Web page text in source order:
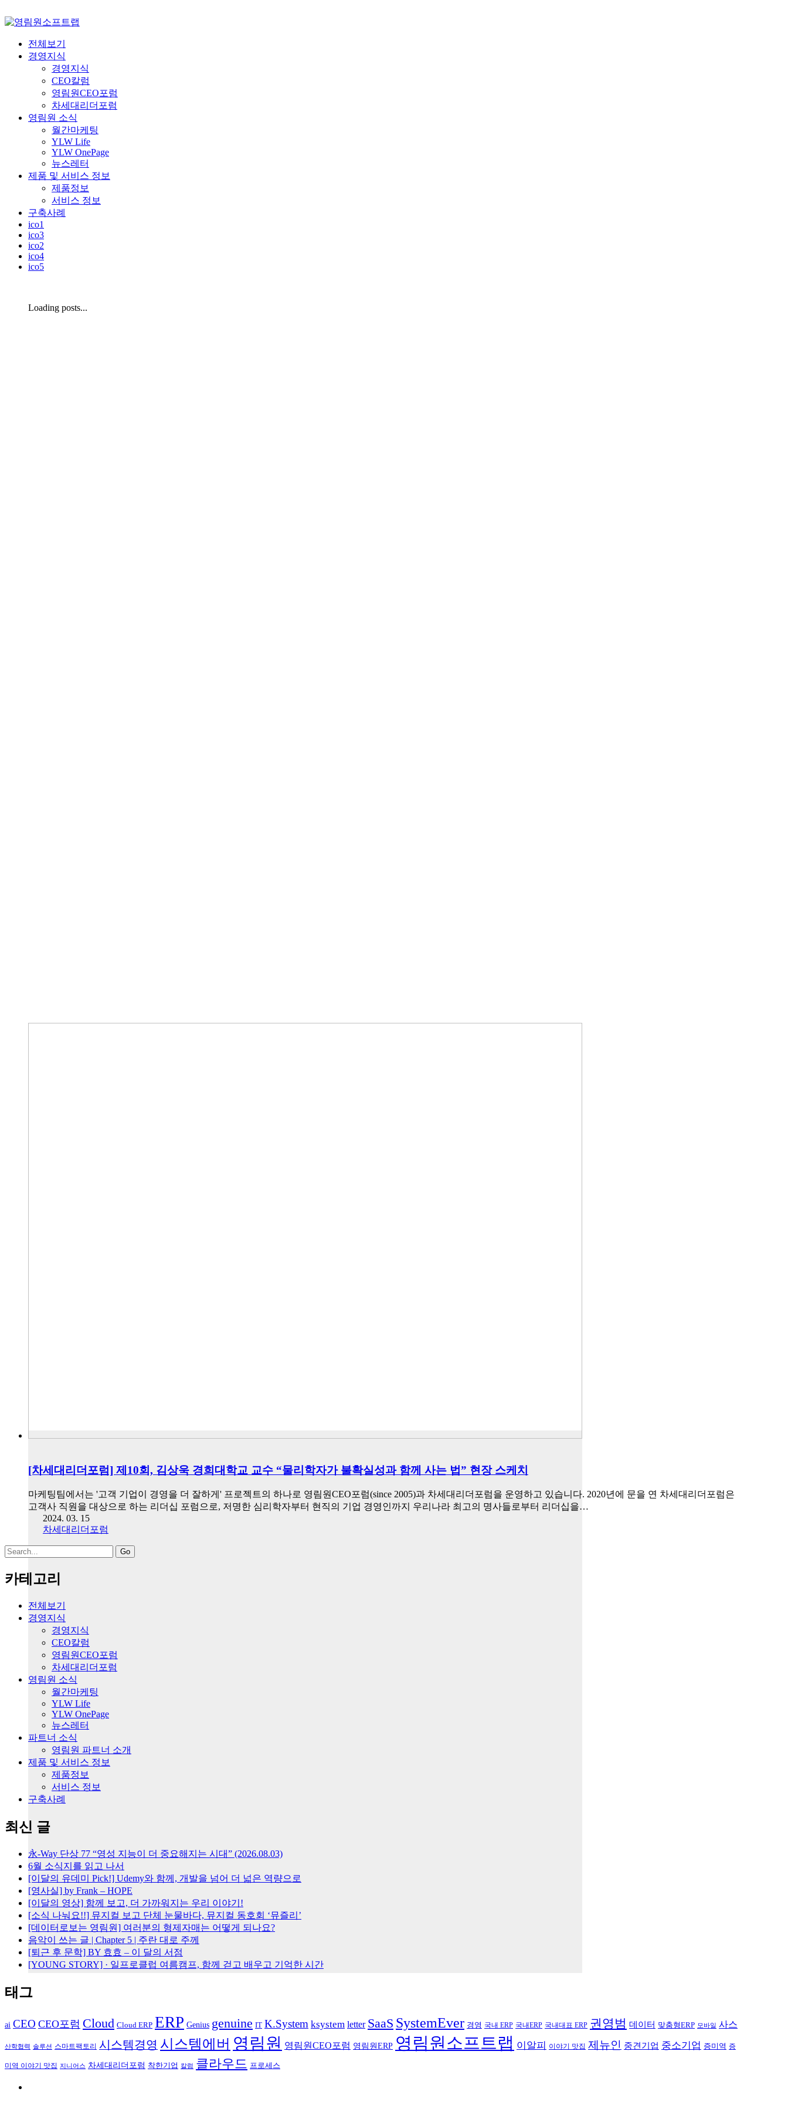
전체보기
경영지식
경영지식
CEO칼럼
영림원CEO포럼
차세대리더포럼
영림원 소식
월간마케팅
YLW Life
YLW OnePage
뉴스레터
제품 및 서비스 정보
제품정보
서비스 정보
구축사례
ico1
ico3
ico2
ico4
ico5
Loading posts...
[차세대리더포럼] 제10회, 김상욱 경희대학교 교수 “물리학자가 불확실성과 함께 사는 법” 현장 스케치
마케팅팀에서는 '고객 기업이 경영을 더 잘하게' 프로젝트의 하나로 영림원CEO포럼(since 2005)과 차세대리더포럼을 운영하고 있습니다. 2020년에 문을 연 차세대리더포럼은
고객사 직원을 대상으로 하는 리더십 포럼으로, 저명한 심리학자부터 현직의 기업 경영인까지 우리나라 최고의 명사들로부터 리더십을…
2024. 03. 15
차세대리더포럼
Search
for:
카테고리
전체보기
경영지식
경영지식
CEO칼럼
영림원CEO포럼
차세대리더포럼
영림원 소식
월간마케팅
YLW Life
YLW OnePage
뉴스레터
파트너 소식
영림원 파트너 소개
제품 및 서비스 정보
제품정보
서비스 정보
구축사례
최신 글
永-Way 단상 77 “영성 지능이 더 중요해지는 시대” (2026.08.03)
6월 소식지를 읽고 나서
[이달의 유데미 Pick!] Udemy와 함께, 개발을 넘어 더 넓은 역량으로
[영사실] by Frank – HOPE
[이달의 영상] 함께 보고, 더 가까워지는 우리 이야기!
[소식 나눠요!!] 뮤지컬 보고 단체 눈물바다, 뮤지컬 동호회 ‘뮤즐리’
[데이터로보는 영림원] 여러분의 형제자매는 어떻게 되나요?
음악이 쓰는 글 | Chapter 5 | 주란 대로 주께
[퇴근 후 문학] BY 효효 – 이 달의 서점
[YOUNG STORY] · 일프로클럽 여름캠프, 함께 걷고 배우고 기억한 시간
태그
ai CEO CEO포럼 Cloud Cloud ERP ERP Genius genuine IT K.System ksystem letter SaaS SystemEver 경영 국내 ERP 국내ERP 국내대표 ERP 권영범 데이터 맞춤형ERP 모바일 사스
산학협력 솔루션 스마트팩토리 시스템경영 시스템에버 영림원 영림원CEO포럼 영림원ERP 영림원소프트랩 이알피 이야기 맛집 제뉴인 중견기업 중소기업 증미역 증
미역 이야기 맛집 지니어스 차세대리더포럼 착한기업 칼럼 클라우드 프로세스